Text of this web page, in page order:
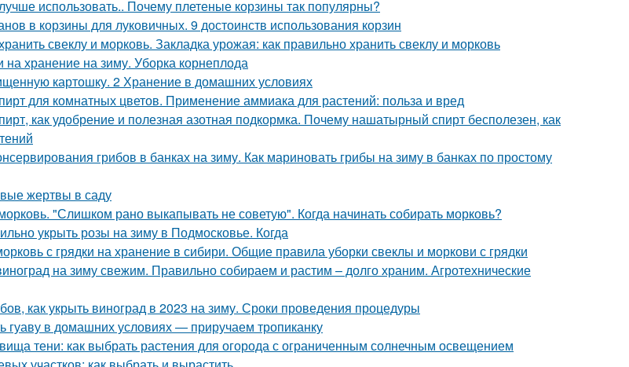
использовать.. Почему плетеные корзины так популярны?
в корзины для луковичных. 9 достоинств использования корзин
свеклу и морковь. Закладка урожая: как правильно хранить свеклу и морковь
на хранение на зиму. Уборка корнеплода
картошку. 2 Хранение в домашних условиях
для комнатных цветов. Применение аммиака для растений: польза и вред
как удобрение и полезная азотная подкормка. Почему нашатырный спирт бесполезен, как
грибов в банках на зиму. Как мариновать грибы на зиму в банках по простому
жертвы в саду
"Слишком рано выкапывать не советую". Когда начинать собирать морковь?
укрыть розы на зиму в Подмосковье. Когда
с грядки на хранение в сибири. Общие правила уборки свеклы и моркови с грядки
на зиму свежим. Правильно собираем и растим – долго храним. Агротехнические
как укрыть виноград в 2023 на зиму. Сроки проведения процедуры
гуаву в домашних условиях — приручаем тропиканку
тени: как выбрать растения для огорода с ограниченным солнечным освещением